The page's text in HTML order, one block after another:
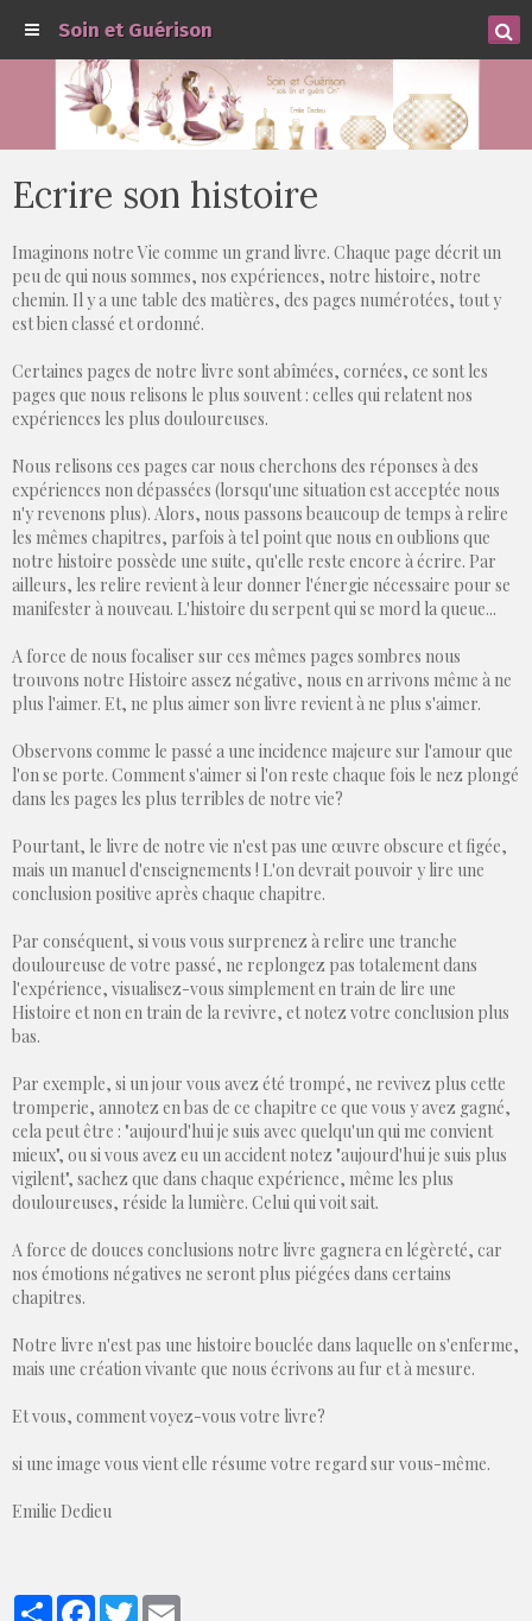
Soin et Guérison
Ecrire son histoire
Imaginons notre Vie comme un grand livre. Chaque page décrit un
peu de qui nous sommes, nos expériences, notre histoire, notre
chemin. Il y a une table des matières, des pages numérotées, tout y
est bien classé et ordonné.
Certaines pages de notre livre sont abîmées, cornées, ce sont les
pages que nous relisons le plus souvent : celles qui relatent nos
expériences les plus douloureuses.
Nous relisons ces pages car nous cherchons des réponses à des
expériences non dépassées (lorsqu'une situation est acceptée nous
n'y revenons plus). Alors, nous passons beaucoup de temps à relire
les mêmes chapitres, parfois à tel point que nous en oublions que
notre histoire possède une suite, qu'elle reste encore à écrire. Par
ailleurs, les relire revient à leur donner l'énergie nécessaire pour se
manifester à nouveau. L'histoire du serpent qui se mord la queue...
A force de nous focaliser sur ces mêmes pages sombres nous
trouvons notre Histoire assez négative, nous en arrivons même à ne
plus l'aimer. Et, ne plus aimer son livre revient à ne plus s'aimer.
Observons comme le passé a une incidence majeure sur l'amour que
l'on se porte. Comment s'aimer si l'on reste chaque fois le nez plongé
dans les pages les plus terribles de notre vie?
Pourtant, le livre de notre vie n'est pas une œuvre obscure et figée,
mais un manuel d'enseignements ! L'on devrait pouvoir y lire une
conclusion positive après chaque chapitre.
Par conséquent, si vous vous surprenez à relire une tranche
douloureuse de votre passé, ne replongez pas totalement dans
l'expérience, visualisez-vous simplement en train de lire une
Histoire et non en train de la revivre, et notez votre conclusion plus
bas.
Par exemple, si un jour vous avez été trompé, ne revivez plus cette
tromperie, annotez en bas de ce chapitre ce que vous y avez gagné,
cela peut être : "aujourd'hui je suis avec quelqu'un qui me convient
mieux", ou si vous avez eu un accident notez "aujourd'hui je suis plus
vigilent", sachez que dans chaque expérience, même les plus
douloureuses, réside la lumière. Celui qui voit sait.
A force de douces conclusions notre livre gagnera en légèreté, car
nos émotions négatives ne seront plus piégées dans certains
chapitres.
Notre livre n'est pas une histoire bouclée dans laquelle on s'enferme,
mais une création vivante que nous écrivons au fur et à mesure.
Et vous, comment voyez-vous votre livre?
si une image vous vient elle résume votre regard sur vous-même.
Emilie Dedieu
PartagerFacebook
Twitter